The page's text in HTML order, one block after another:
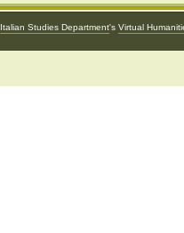
Italian Studies Department's Virtual